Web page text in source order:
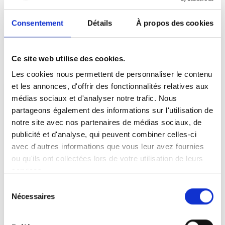
Consentement Détails À propos des cookies
Ce site web utilise des cookies.
Les cookies nous permettent de personnaliser le contenu
et les annonces, d'offrir des fonctionnalités relatives aux
médias sociaux et d'analyser notre trafic. Nous
partageons également des informations sur l'utilisation de
notre site avec nos partenaires de médias sociaux, de
publicité et d'analyse, qui peuvent combiner celles-ci
avec d'autres informations que vous leur avez fournies
ou qu'ils ont collectées lors de votre utilisation de leurs
Nécessaires
Dossier
Violences sexistes et
(VSST) : obligations de
Dossier
Violences sexistes et
sexuelles au travail
(VSST) : obligations de
l’employeur et recours du
salarié
Dans le cadre de son obligation de sécurité,
formes de violences sexistes et sexuelles au
victimes. Quelles mesures concrètes doit-il